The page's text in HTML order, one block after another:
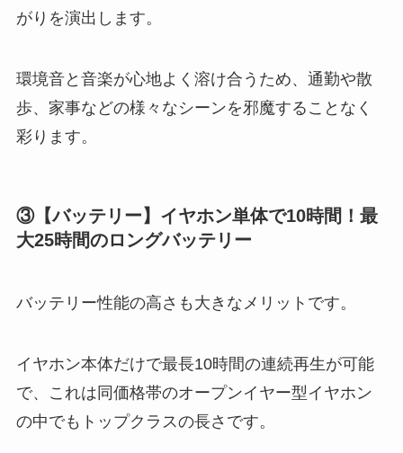
がりを演出します。
環境音と音楽が心地よく溶け合うため、通勤や散
歩、家事などの様々なシーンを邪魔することなく
彩ります。
③【バッテリー】イヤホン単体で10時間！最
大25時間のロングバッテリー
バッテリー性能の高さも大きなメリットです。
イヤホン本体だけで最長10時間の連続再生が可能
で、これは同価格帯のオープンイヤー型イヤホン
の中でもトップクラスの長さです。